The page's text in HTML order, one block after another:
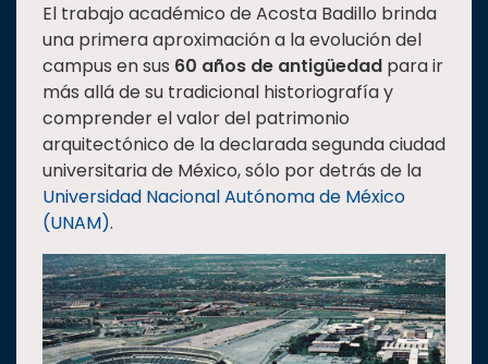
El trabajo académico de Acosta Badillo brinda
una primera aproximación a la evolución del
campus en sus 60 años de antigüedad para ir
más allá de su tradicional historiografía y
comprender el valor del patrimonio
arquitectónico de la declarada segunda ciudad
universitaria de México, sólo por detrás de la
Universidad Nacional Autónoma de México
(UNAM).